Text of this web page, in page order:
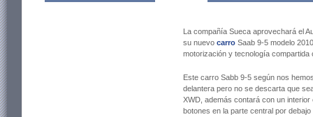
La compañía Sueca aprovechará el
su nuevo carro Saab 9-5 modelo
motorización y tecnología compartida
Este carro Sabb 9-5 según nos
delantera pero no se descarta que
XWD, además contará con un
botones en la parte central por